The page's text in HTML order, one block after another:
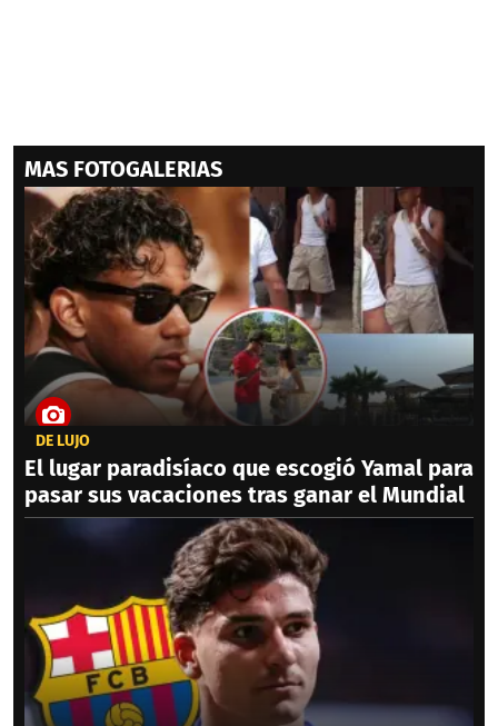
MAS FOTOGALERIAS
DE LUJO
El lugar paradisíaco que escogió Yamal para
pasar sus vacaciones tras ganar el Mundial